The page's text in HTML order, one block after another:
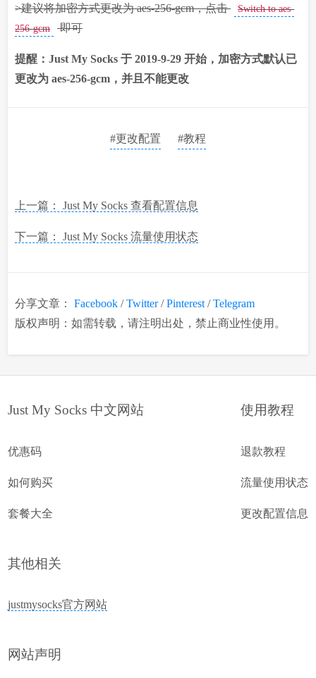
>建议将加密方式更改为 aes-256-gcm，点击
Switch to aes-
256-gcm
即可
提醒：Just My Socks 于 2019-9-29 开始，加密方式默认已
更改为 aes-256-gcm，并且不能更改
#更改配置 #教程
上一篇： Just My Socks 查看配置信息
下一篇： Just My Socks 流量使用状态
分享文章：Facebook /Twitter/Pinterest /Telegram
版权声明：如需转载，请注明出处，禁止商业性使用。
Just My Socks 中文网站
优惠码
如何购买
套餐大全
使用教程
退款教程
流量使用状态
更改配置信息
其他相关
justmysocks官方网站
网站声明